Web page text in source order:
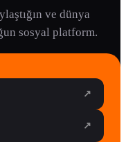
ve dünya
sosyal platform.
↗
↗